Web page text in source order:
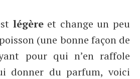
légère et change un peu
(une bonne façon de
pour qui n’en raffole
donner du parfum, voici